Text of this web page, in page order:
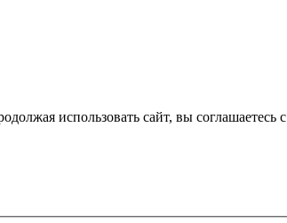
использовать сайт, вы соглашаетесь с